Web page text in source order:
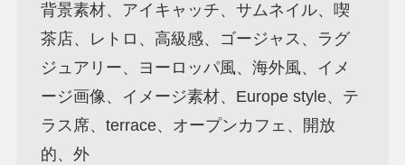
背景素材、アイキャッチ、サムネイル、喫
茶店、レトロ、高級感、ゴージャス、ラグ
ジュアリー、ヨーロッパ風、海外風、イメ
ージ画像、イメージ素材、Europe style、テ
ラス席、terrace、オープンカフェ、開放
的、外